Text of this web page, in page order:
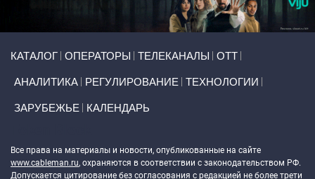
КАТАЛОГ ОПЕРАТОРЫ ТЕЛЕКАНАЛЫ ОТТ
АНАЛИТИКА РЕГУЛИРОВАНИЕ ТЕХНОЛОГИИ
ЗАРУБЕЖЬЕ КАЛЕНДАРЬ
Все права на материалы и новости, опубликованные на сайте
www.cableman.ru, охраняются в соответствии с законодательством РФ.
Допускается цитирование без согласования с редакцией не более трети